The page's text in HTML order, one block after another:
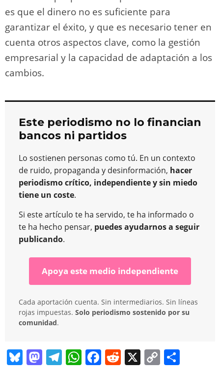
es que el dinero no es suficiente para
garantizar el éxito, y que es necesario tener en
cuenta otros aspectos clave, como la gestión
empresarial y la capacidad de adaptación a los
cambios.
Este periodismo no lo financian
bancos ni partidos
Lo sostienen personas como tú. En un contexto
de ruido, propaganda y desinformación, hacer
periodismo crítico, independiente y sin miedo
tiene un coste.
Si este artículo te ha servido, te ha informado o
te ha hecho pensar, puedes ayudarnos a seguir
publicando.
Apoya este medio independiente
Cada aportación cuenta. Sin intermediarios. Sin líneas
rojas impuestas. Solo periodismo sostenido por su
comunidad.
Bl M T W F R X C